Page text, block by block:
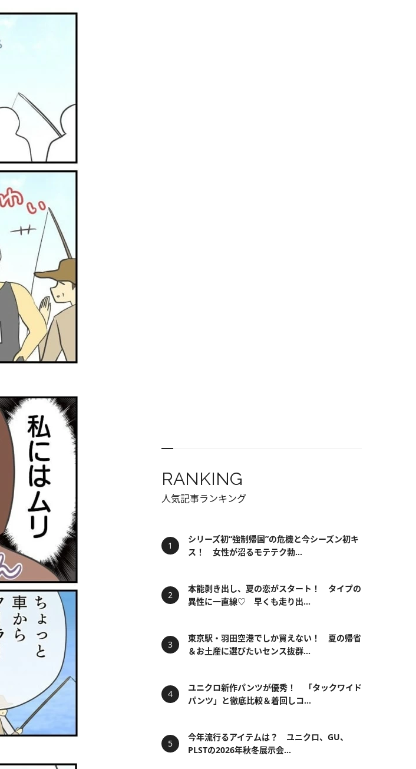
RANKING
人気記事ランキング
シリーズ初“強制帰国”の危機と今シーズン初キ
ス！ 女性が沼るモテテク勃...
本能剥き出し、夏の恋がスタート！ タイプの
異性に一直線♡ 早くも走り出...
東京駅・羽田空港でしか買えない！ 夏の帰省
＆お土産に選びたいセンス抜群...
ユニクロ新作パンツが優秀！ 「タックワイド
パンツ」と徹底比較＆着回しコ...
今年流行るアイテムは？ ユニクロ、GU、
PLSTの2026年秋冬展示会...